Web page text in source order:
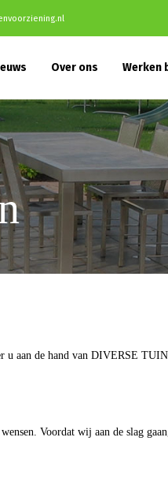
Over ons Werken
aan de hand van DIVERSE
Voordat wij aan de slag